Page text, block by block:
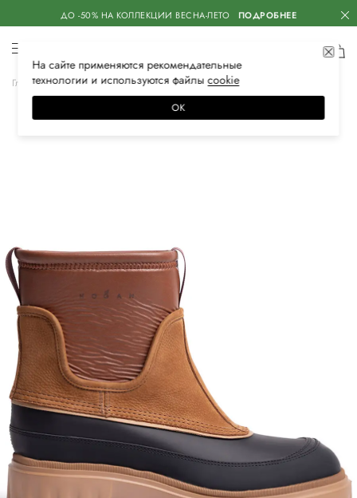
ДО -50% НА КОЛЛЕКЦИИ ВЕСНА-ЛЕТО ПОДРОБНЕЕ
Главная Женская Обувь Ботинки
На сайте применяются рекомендательные
технологии и используются файлысооkiе
ОК